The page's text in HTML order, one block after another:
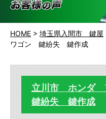
HOME > 埼玉県入間市 鍵屋
ワゴン 鍵紛失 鍵作成
立川市 ホンダ
鍵紛失 鍵作成